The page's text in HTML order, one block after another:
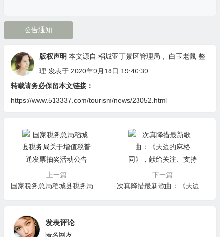
公告通知
版权声明 本文源自 稻城亚丁景区管理局 ， 白玉老鼠 整
理 发表于 2020年9月18日 19:46:39
转载请务必保留本文链接：
https://www.513337.com/tourism/news/23052.html
上一篇
下一篇
发表评论
匿名网友